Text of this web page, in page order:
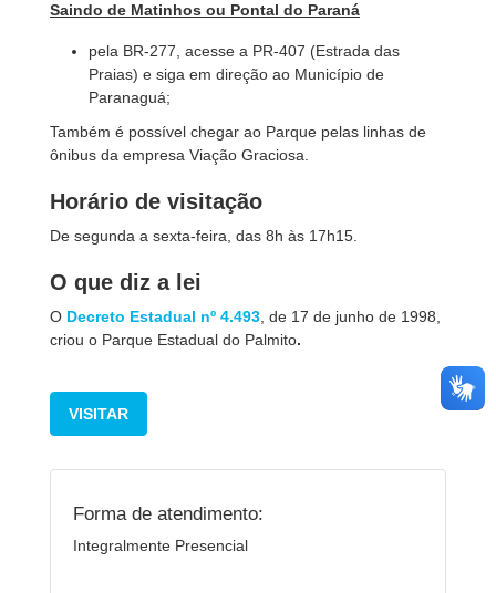
Saindo de Matinhos ou Pontal do Paraná
pela BR-277, acesse a PR-407 (Estrada das
Praias) e siga em direção ao Município de
Paranaguá;
Também é possível chegar ao Parque pelas linhas de
ônibus da empresa Viação Graciosa.
Horário de visitação
De segunda a sexta-feira, das 8h às 17h15.
O que diz a lei
O Decreto Estadual nº 4.493 , de 17 de junho de 1998,
criou o Parque Estadual do Palmito.
VISITAR
Forma de atendimento:
Integralmente Presencial